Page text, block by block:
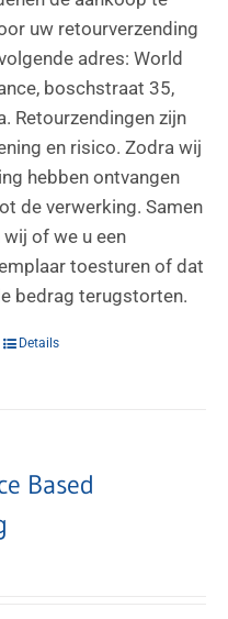
uw retourverzending
adres: World
boschstraat 35,
Retourzendingen zijn
en risico. Zodra wij
hebben ontvangen
de verwerking. Samen
of we u een
toesturen of dat
bedrag terugstorten.
Details
Based